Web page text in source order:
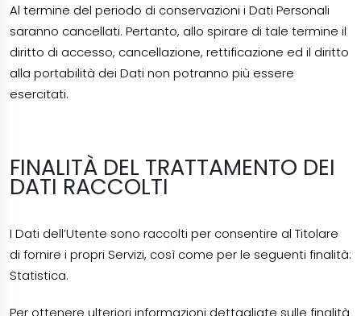
Al termine del periodo di conservazioni i Dati Personali
saranno cancellati. Pertanto, allo spirare di tale termine il
diritto di accesso, cancellazione, rettificazione ed il diritto
alla portabilità dei Dati non potranno più essere
esercitati.
FINALITÀ DEL TRATTAMENTO DEI
DATI RACCOLTI
I Dati dell’Utente sono raccolti per consentire al Titolare
di fornire i propri Servizi, così come per le seguenti finalità:
Statistica.
Per ottenere ulteriori informazioni dettagliate sulle finalità